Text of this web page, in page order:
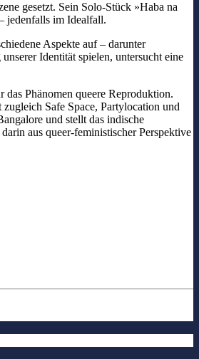
gesetzt. Sein Solo-Stück »Haba na
jedenfalls im Idealfall.
Aspekte auf – darunter
Identität spielen, untersucht eine
Phänomen queere Reproduktion.
Safe Space, Partylocation und
und stellt das indische
aus queer-feministischer Perspektive